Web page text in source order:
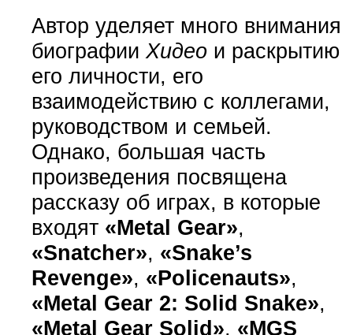
Автор уделяет много внимания
биографииХидеои раскрытию
его личности, его
взаимодействию с коллегами,
руководством и семьей.
Однако, большая часть
произведения посвящена
рассказу об играх, в которые
входят «Metal Gear»,
«Snatcher», «Snake’s
Revenge», «Policenauts»,
«Metal Gear 2: Solid Snake»,
«Metal Gear Solid», «MGS